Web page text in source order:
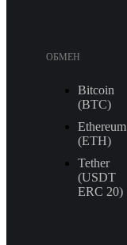
ОБМЕН
Bitcoin
(BTC)
Ethereum
(ETH)
Tether
(USDT
ERС 20)